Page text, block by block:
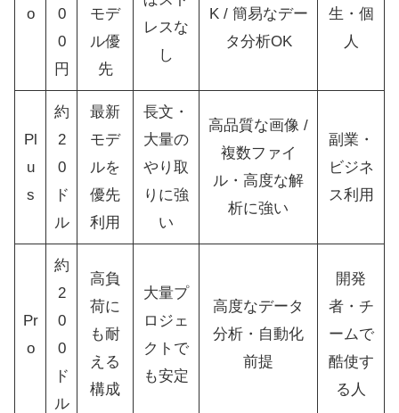
o
0
0
円
モデ
ル優
先
レスな
し
K / 簡易なデー
タ分析OK
生・個
人
Pl
u
s
約
2
0
ド
ル
最新
モデ
ルを
優先
利用
長文・
大量の
やり取
りに強
い
高品質な画像 /
複数ファイ
ル・高度な解
析に強い
副業・
ビジネ
ス利用
Pr
o
約
2
0
0
ド
ル
高負
荷に
も耐
える
構成
大量プ
ロジェ
クトで
も安定
高度なデータ
分析・自動化
前提
開発
者・チ
ームで
酷使す
る人